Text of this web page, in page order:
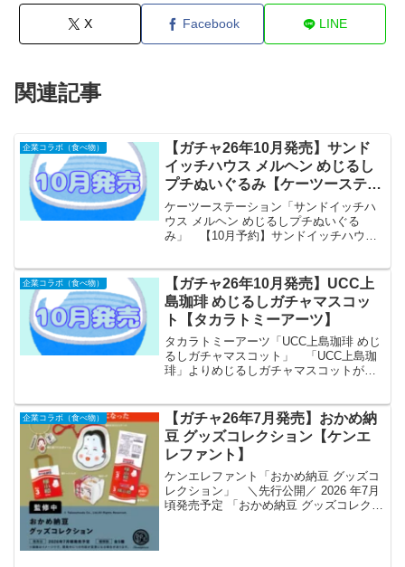
X Facebook LINE
関連記事
企業コラボ（食べ物）
【ガチャ26年10月発売】サンド
イッチハウス メルヘン めじるし
プチぬいぐるみ【ケーツーステー
ション】
ケーツーステーション「サンドイッチハ
ウス メルヘン めじるしプチぬいぐる
み」 【10月予約】サンドイッチハウス
「サンドイッチハウス メルヘン」よりめ
じるしプチ...
企業コラボ（食べ物）
【ガチャ26年10月発売】UCC上
島珈琲 めじるしガチャマスコッ
ト【タカラトミーアーツ】
タカラトミーアーツ「UCC上島珈琲 めじ
るしガチャマスコット」 「UCC上島珈
琲」よりめじるしガチャマスコットが全
しサイズのマスコットになって登場しま
す。 商品名 U...
企業コラボ（食べ物）
【ガチャ26年7月発売】おかめ納
豆 グッズコレクション【ケンエ
レファント】
ケンエレファント「おかめ納豆 グッズコ
レクション」 ＼先行公開／ 2026 年7月
頃発売予定 「おかめ納豆 グッズコレクシ